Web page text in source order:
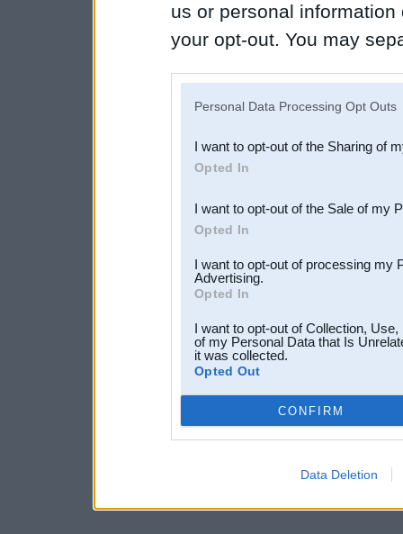
us or personal
your opt-out. You may
Downstream Participants
third parties.
Personal Data Processing Opt Outs
I want to opt-out of the Sharing of
Opted In
I want to opt-out of the Sale of my
Opted In
I want to opt-out of processing my
Advertising.
Opted In
I want to opt-out of Collection,
of my Personal Data that Is
it was collected.
Opted Out
CONFIRM
Data Deletion